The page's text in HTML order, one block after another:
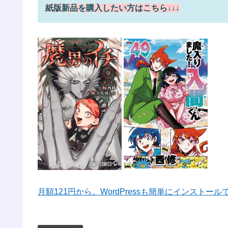
紙版新品を購入したい方はこちら↓↓↓
月額121円から。WordPressも簡単にインストール